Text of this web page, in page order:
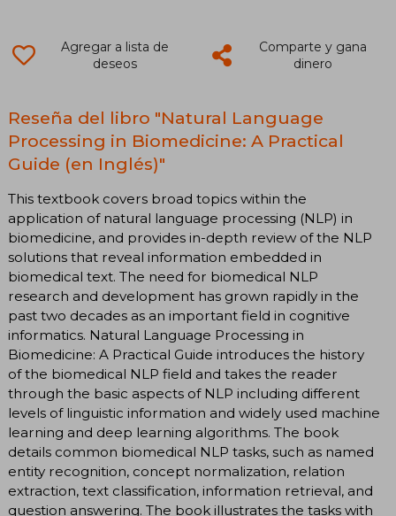
Agregar a lista de
deseos
Comparte y gana
dinero
Reseña del libro "Natural Language
Processing in Biomedicine: A Practical
Guide (en Inglés)"
This textbook covers broad topics within the
application of natural language processing (NLP) in
biomedicine, and provides in-depth review of the NLP
solutions that reveal information embedded in
biomedical text. The need for biomedical NLP
research and development has grown rapidly in the
past two decades as an important field in cognitive
informatics. Natural Language Processing in
Biomedicine: A Practical Guide introduces the history
of the biomedical NLP field and takes the reader
through the basic aspects of NLP including different
levels of linguistic information and widely used machine
learning and deep learning algorithms. The book
details common biomedical NLP tasks, such as named
entity recognition, concept normalization, relation
extraction, text classification, information retrieval, and
question answering. The book illustrates the tasks with